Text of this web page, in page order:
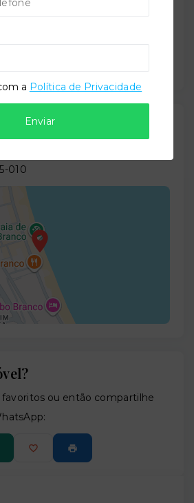
010
favoritos ou então compartilhe
a Política de Privacidade
Enviar